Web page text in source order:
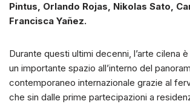
Pintus, Orlando Rojas, Nikolas Sato,
Francisca Yañez.
Durante questi ultimi decenni, l’arte cilena
un importante spazio all’interno del
contemporaneo internazionale grazie al
che sin dalle prime partecipazioni a